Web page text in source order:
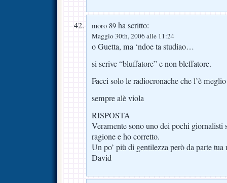
moro 89 ha scritto:
Maggio 30th, 2006 alle 11:24
o Guetta, ma ‘ndoe ta studiao…
si scrive “bluffatore” e non bleffatore.
Facci solo le radiocronache che l’è meglio
sempre alè viola
RISPOSTA
Veramente sono uno dei pochi
ragione e ho corretto.
Un po’ più di gentilezza però da parte tua
David